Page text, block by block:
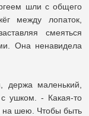
шли с общего
между лопаток,
смеяться
Она ненавидела
держа маленький,
с ушком. - Какая-то
на шею. Чтобы быть